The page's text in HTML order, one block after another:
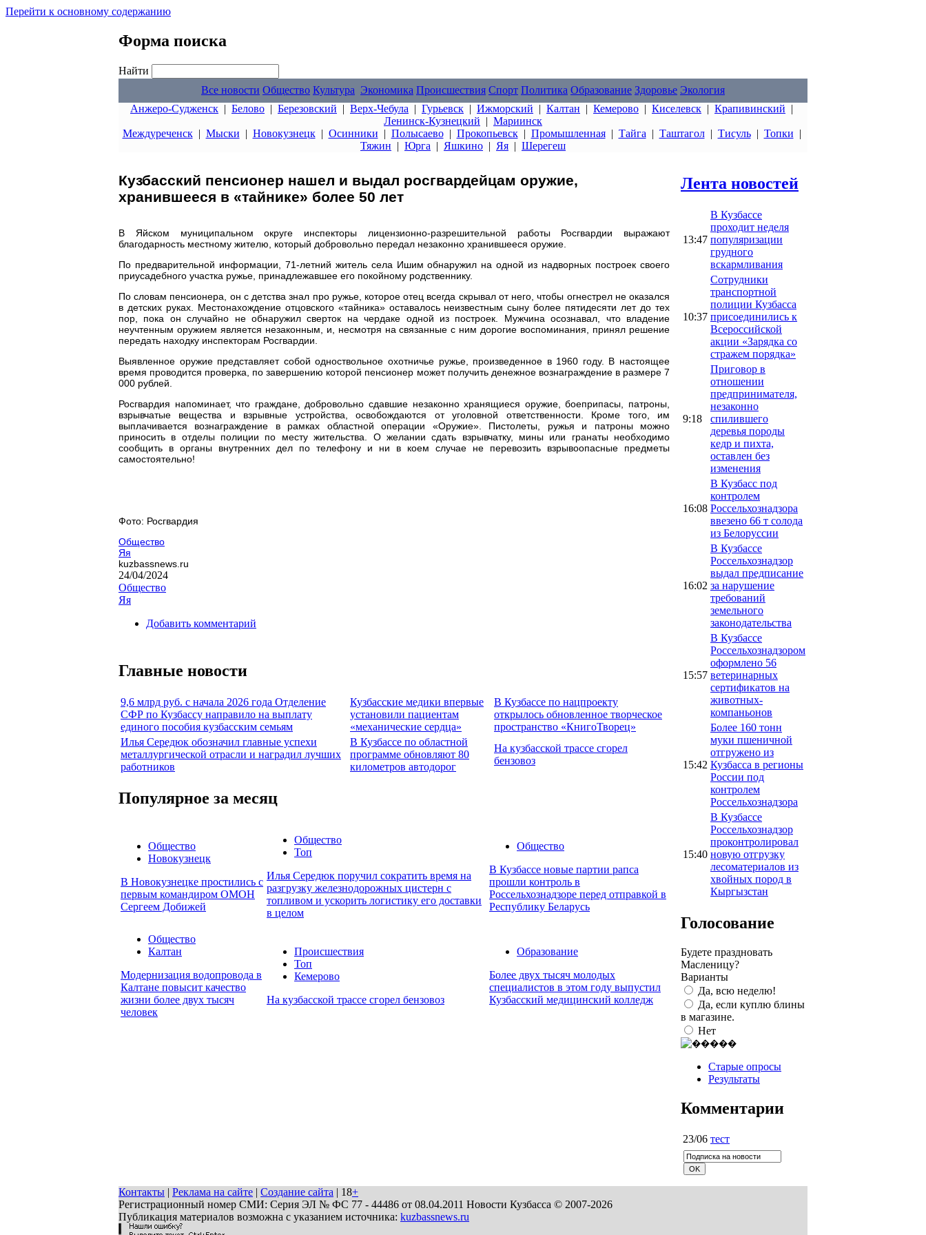
Перейти к основному содержанию
Форма поиска
Найти
Все новости Общество Культура Экономика Происшествия Спорт Политика Образование Здоровье Экология
Анжеро-Судженск | Белово | Березовский | Верх-Чебула | Гурьевск | Ижморский | Калтан | Кемерово | Киселевск | Крапивинский |
Ленинск-Кузнецкий | Мариинск
Междуреченск| Мыски | Новокузнецк| Осинники | Полысаево| Прокопьевск| Промышленная| Тайга | Таштагол| Тисуль| Топки |
Тяжин | Юрга | Яшкино | Яя | Шерегеш
Кузбасский пенсионер нашел и выдал росгвардейцам оружие,
хранившееся в «тайнике» более 50 лет
В Яйском муниципальном округе инспекторы лицензионно-разрешительной работы Росгвардии выражают
благодарность местному жителю, который добровольно передал незаконно хранившееся оружие.
По предварительной информации, 71-летний житель села Ишим обнаружил на одной из надворных построек своего
приусадебного участка ружье, принадлежавшее его покойному родственнику.
По словам пенсионера, он с детства знал про ружье, которое отец всегда скрывал от него, чтобы огнестрел не оказался
в детских руках. Местонахождение отцовского «тайника» оставалось неизвестным сыну более пятидесяти лет до тех
пор, пока он случайно не обнаружил сверток на чердаке одной из построек. Мужчина осознавал, что владение
неучтенным оружием является незаконным, и, несмотря на связанные с ним дорогие воспоминания, принял решение
передать находку инспекторам Росгвардии.
Выявленное оружие представляет собой одноствольное охотничье ружье, произведенное в 1960 году. В настоящее
время проводится проверка, по завершению которой пенсионер может получить денежное вознаграждение в размере 7
000 рублей.
Росгвардия напоминает, что граждане, добровольно сдавшие незаконно хранящиеся оружие, боеприпасы, патроны,
взрывчатые вещества и взрывные устройства, освобождаются от уголовной ответственности. Кроме того, им
выплачивается вознаграждение в рамках областной операции «Оружие». Пистолеты, ружья и патроны можно
приносить в отделы полиции по месту жительства. О желании сдать взрывчатку, мины или гранаты необходимо
сообщить в органы внутренних дел по телефону и ни в коем случае не перевозить взрывоопасные предметы
самостоятельно!
Фото: Росгвардия
Общество
Яя
kuzbassnews.ru
24/04/2024
Общество
Яя
Добавить комментарий
Главные новости
9,6 млрд руб. с начала 2026 года Отделение
СФР по Кузбассу направило на выплату
единого пособия кузбасским семьям
Кузбасские медики впервые
установили пациентам
«механические сердца»
В Кузбассе по нацпроекту
открылось обновленное творческое
пространство «КнигоТворец»
Илья Середюк обозначил главные успехи
металлургической отрасли и наградил лучших
работников
В Кузбассе по областной
программе обновляют 80
километров автодорог
На кузбасской трассе сгорел
бензовоз
Популярное за месяц
Общество
Новокузнецк
В Новокузнецке простились с
первым командиром ОМОН
Сергеем Добижей
Общество
Топ
Илья Середюк поручил сократить время на
разгрузку железнодорожных цистерн с
топливом и ускорить логистику его доставки
в целом
Общество
В Кузбассе новые партии рапса
прошли контроль в
Россельхознадзоре перед отправкой в
Республику Беларусь
Общество
Калтан
Модернизация водопровода в
Калтане повысит качество
жизни более двух тысяч
человек
Происшествия
Топ
Кемерово
На кузбасской трассе сгорел бензовоз
Образование
Более двух тысяч молодых
специалистов в этом году выпустил
Кузбасский медицинский колледж
Лента новостей
13:47
В Кузбассе
проходит неделя
популяризации
грудного
вскармливания
10:37
Сотрудники
транспортной
полиции Кузбасса
присоединились к
Всероссийской
акции «Зарядка со
стражем порядка»
9:18
Приговор в
отношении
предпринимателя,
незаконно
спилившего
деревья породы
кедр и пихта,
оставлен без
изменения
16:08
В Кузбасс под
контролем
Россельхознадзора
ввезено 66 т солода
из Белоруссии
16:02
В Кузбассе
Россельхознадзор
выдал предписание
за нарушение
требований
земельного
законодательства
15:57
В Кузбассе
Россельхознадзором
оформлено 56
ветеринарных
сертификатов на
животных-
компаньонов
15:42
Более 160 тонн
муки пшеничной
отгружено из
Кузбасса в регионы
России под
контролем
Россельхознадзора
15:40
В Кузбассе
Россельхознадзор
проконтролировал
новую отгрузку
лесоматериалов из
хвойных пород в
Кыргызстан
Голосование
Будете праздновать
Масленицу?
Варианты
Да, всю неделю!
Да, если куплю блины
в магазине.
Нет
Старые опросы
Результаты
Комментарии
23/06 тест
Контакты | Реклама на сайте | Создание сайта | 18+
Регистрационный номер СМИ: Серия ЭЛ № ФС 77 - 44486 от 08.04.2011 Новости Кузбасса © 2007-2026
Публикация материалов возможна с указанием источника: kuzbassnews.ru